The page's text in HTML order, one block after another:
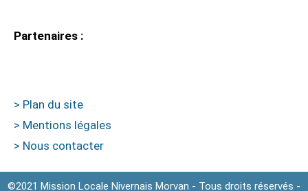
Partenaires :
> Plan du site
> Mentions légales
> Nous contacter
©2021 Mission Locale Nivernais Morvan - Tous droits réservés -